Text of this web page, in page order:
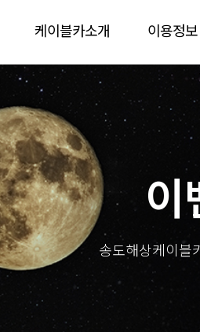
케이블카소개 이용정보
이
송도해상케이블